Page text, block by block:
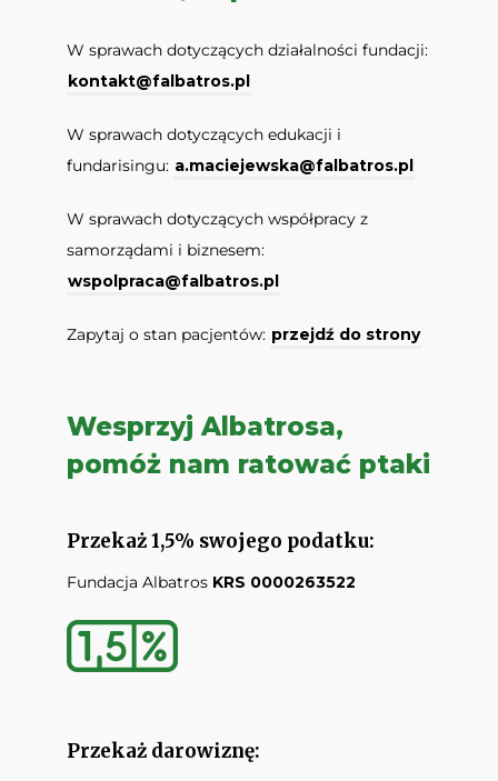
W sprawach dotyczących działalności fundacji:
kontakt@falbatros.pl
W sprawach dotyczących edukacji i
fundarisingu: a.maciejewska@falbatros.pl
W sprawach dotyczących współpracy z
samorządami i biznesem:
wspolpraca@falbatros.pl
Zapytaj o stan pacjentów: przejdź do strony
Wesprzyj Albatrosa,
pomóż nam ratować ptaki
Przekaż 1,5% swojego podatku:
Fundacja Albatros KRS 0000263522
Przekaż darowiznę: